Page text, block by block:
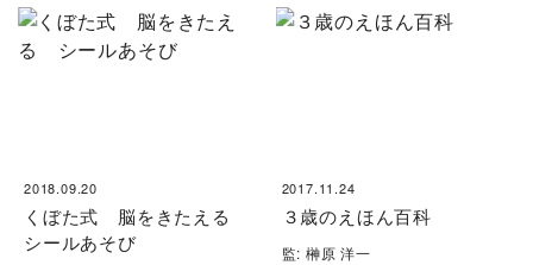
2018.09.20
くぼた式 脳をきたえる
シールあそび
2017.11.24
３歳のえほん百科
監: 榊原 洋一